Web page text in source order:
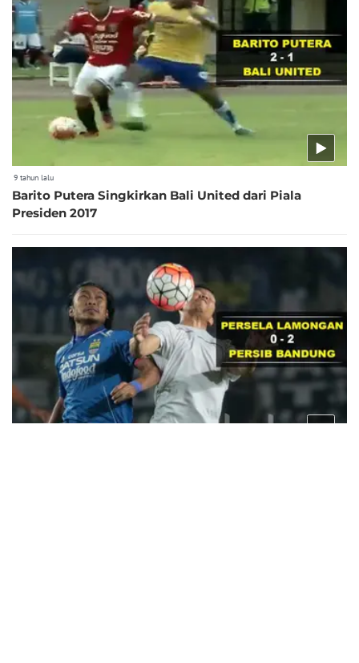
9 tahun lalu
Barito Putera Singkirkan Bali United dari Piala
Presiden 2017